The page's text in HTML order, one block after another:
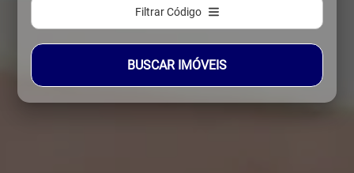
Filtrar Código
BUSCAR IMÓVEIS